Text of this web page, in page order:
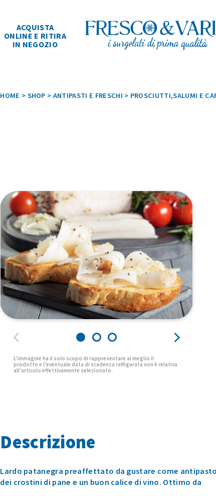
ACQUISTA
ONLINE E RITIRA
IN NEGOZIO
HOME > SHOP > ANTIPASTI E FRESCHI > PROSCIUTTI,SALUMI E
Descrizione
Lardo patanegra preaffettato da gustare come
dei crostini di pane e un buon calice di vino. Ottimo da
proporre in tavola nelle giornate di festa e anche